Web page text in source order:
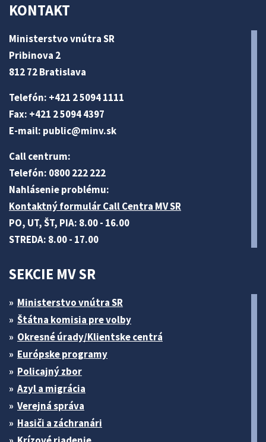
KONTAKT
Ministerstvo vnútra SR
Pribinova 2
812 72 Bratislava
Telefón: +421 2 5094 1111
Fax: +421 2 5094 4397
E-mail: public@minv.sk
Call centrum:
Telefón: 0800 222 222
Nahlásenie problému:
Kontaktný formulár Call Centra MV SR
PO, UT, ŠT, PIA: 8.00 - 16.00
STREDA: 8.00 - 17.00
SEKCIE MV SR
Ministerstvo vnútra SR
Štátna komisia pre volby
Okresné úrady/Klientske centrá
Európske programy
Policajný zbor
Azyl a migrácia
Verejná správa
Hasiči a záchranári